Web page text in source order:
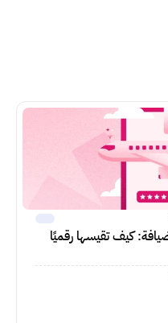
اكمل القراءة